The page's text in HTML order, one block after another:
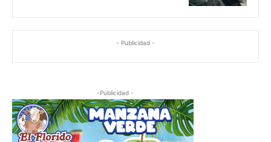
- Publicidad -
-Publicidad -